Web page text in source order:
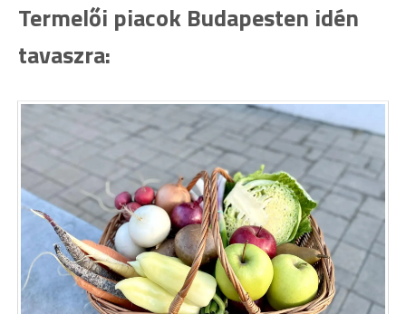
Termelői piacok Budapesten idén
tavaszra: